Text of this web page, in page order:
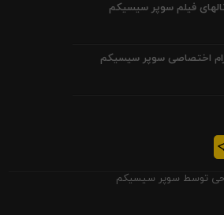
فیلم سوپر سیسیکم
اختصاصی سوپر سیسیکم
توسط سوپر سیسیکم